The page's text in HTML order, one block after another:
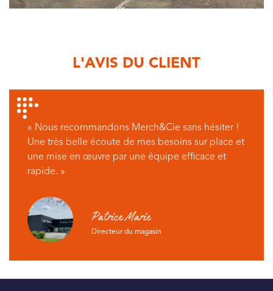
L'AVIS DU CLIENT
« Nous recommandons Merch&Cie sans hésiter !
Une très belle écoute de mes besoins sur place et
une mise en œuvre par une équipe efficace et
rapide. »
Patrice Marie
Directeur du magasin